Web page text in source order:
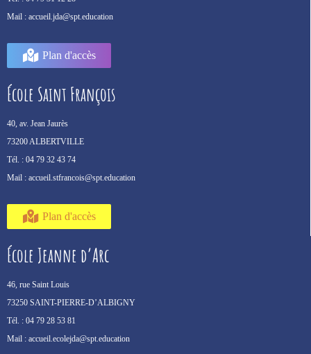
Mail : accueil.jda@spt.education
Plan d'accès
École Saint François
40, av. Jean Jaurès
73200 ALBERTVILLE
Tél. : 04 79 32 43 74
Mail : accueil.stfrancois@spt.education
Plan d'accès
École Jeanne d’Arc
46, rue Saint Louis
73250 SAINT-PIERRE-D’ALBIGNY
Tél. : 04 79 28 53 81
Mail : accueil.ecolejda@spt.education